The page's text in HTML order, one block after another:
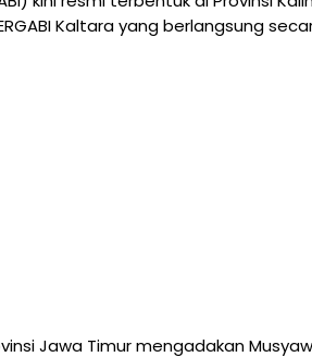
Kaltara yang berlangsung
Jawa Timur mengadakan